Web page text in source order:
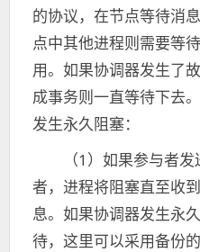
的协议，在节点等待消
点中其他进程则需要等
用。如果协调器发生了
成事务则一直等待下去
发生永久阻塞：
（1）如果参与者发
者，进程将阻塞直至收
息。如果协调器发生永
待，这里可以采用备份